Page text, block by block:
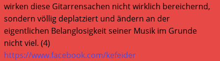
wirken diese Gitarrensachen nicht wirklich bereichernd,
sondern völlig deplatziert und ändern an der
eigentlichen Belanglosigkeit seiner Musik im Grunde
nicht viel. (4)
https://www.facebook.com/kefeider